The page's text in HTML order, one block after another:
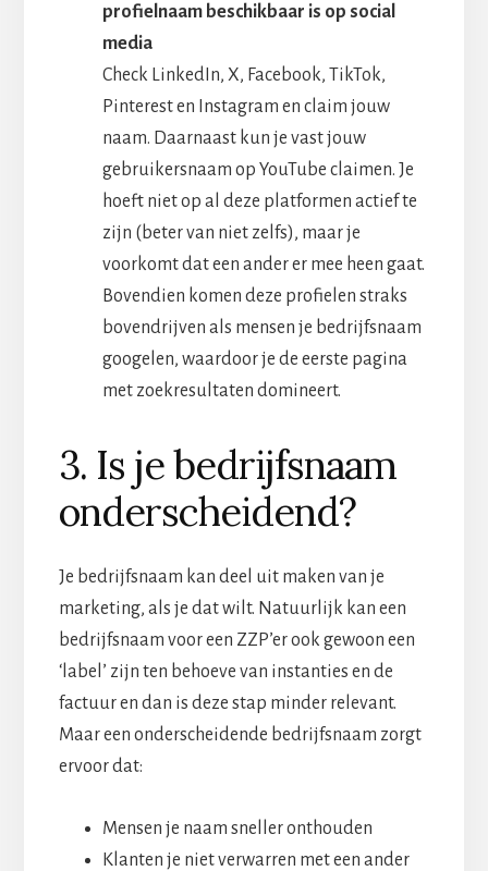
profielnaam beschikbaar is op social
media
Check LinkedIn, X, Facebook, TikTok,
Pinterest en Instagram en claim jouw
naam. Daarnaast kun je vast jouw
gebruikersnaam op YouTube claimen. Je
hoeft niet op al deze platformen actief te
zijn (beter van niet zelfs), maar je
voorkomt dat een ander er mee heen gaat.
Bovendien komen deze profielen straks
bovendrijven als mensen je bedrijfsnaam
googelen, waardoor je de eerste pagina
met zoekresultaten domineert.
3. Is je bedrijfsnaam
onderscheidend?
Je bedrijfsnaam kan deel uit maken van je
marketing, als je dat wilt. Natuurlijk kan een
bedrijfsnaam voor een ZZP’er ook gewoon een
‘label’ zijn ten behoeve van instanties en de
factuur en dan is deze stap minder relevant.
Maar een onderscheidende bedrijfsnaam zorgt
ervoor dat:
Mensen je naam sneller onthouden
Klanten je niet verwarren met een ander